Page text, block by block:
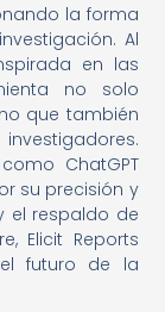
la forma
Al
en las
no solo
que también
ChatGPT
su precisión y
el respaldo de
Elicit Reports
futuro de la